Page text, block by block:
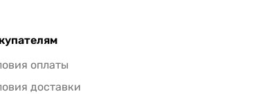
оплаты
доставки